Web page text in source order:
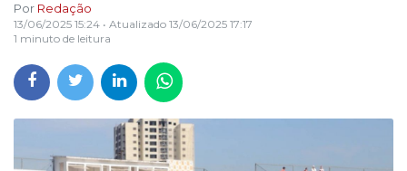
Por Redação
13/06/2025 15:24 • Atualizado 13/06/2025 17:17
1 minuto de leitura